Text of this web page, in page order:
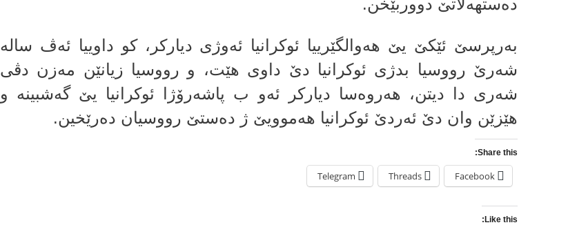
ده‌ستهه‌لاتێ دووربێخن.
به‌رپرسێ ئێكێ یێ هه‌والگێرییا ئوكرانیا ئه‌وژى دیاركر، كو داوییا ئه‌ڤ ساله‌
شه‌رێ رووسیا بدژى ئوكرانیا دێ داوی هێت، و رووسیا زیانێن مه‌زن دڤى
شه‌رى دا دیتن، هه‌روه‌سا دیاركر ئه‌و ب پاشه‌رۆژا ئوكرانیا یێ گه‌شبینه‌ و
هێزێن وان دێ ئه‌ردێ ئوكرانیا هه‌موویێ ژ ده‌ستێ رووسیان ده‌رێخین.
Share this:
Facebook
Threads
Telegram
Like this: